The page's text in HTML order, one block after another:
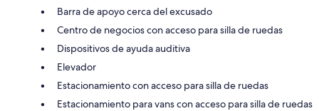
Barra de apoyo cerca del excusado
Centro de negocios con acceso para silla de ruedas
Dispositivos de ayuda auditiva
Elevador
Estacionamiento con acceso para silla de ruedas
Estacionamiento para vans con acceso para silla de ruedas